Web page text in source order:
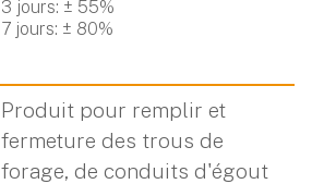
3 jours: ± 55%
7 jours: ± 80%
Produit pour remplir et
fermeture des trous de
forage, de conduits d'égout